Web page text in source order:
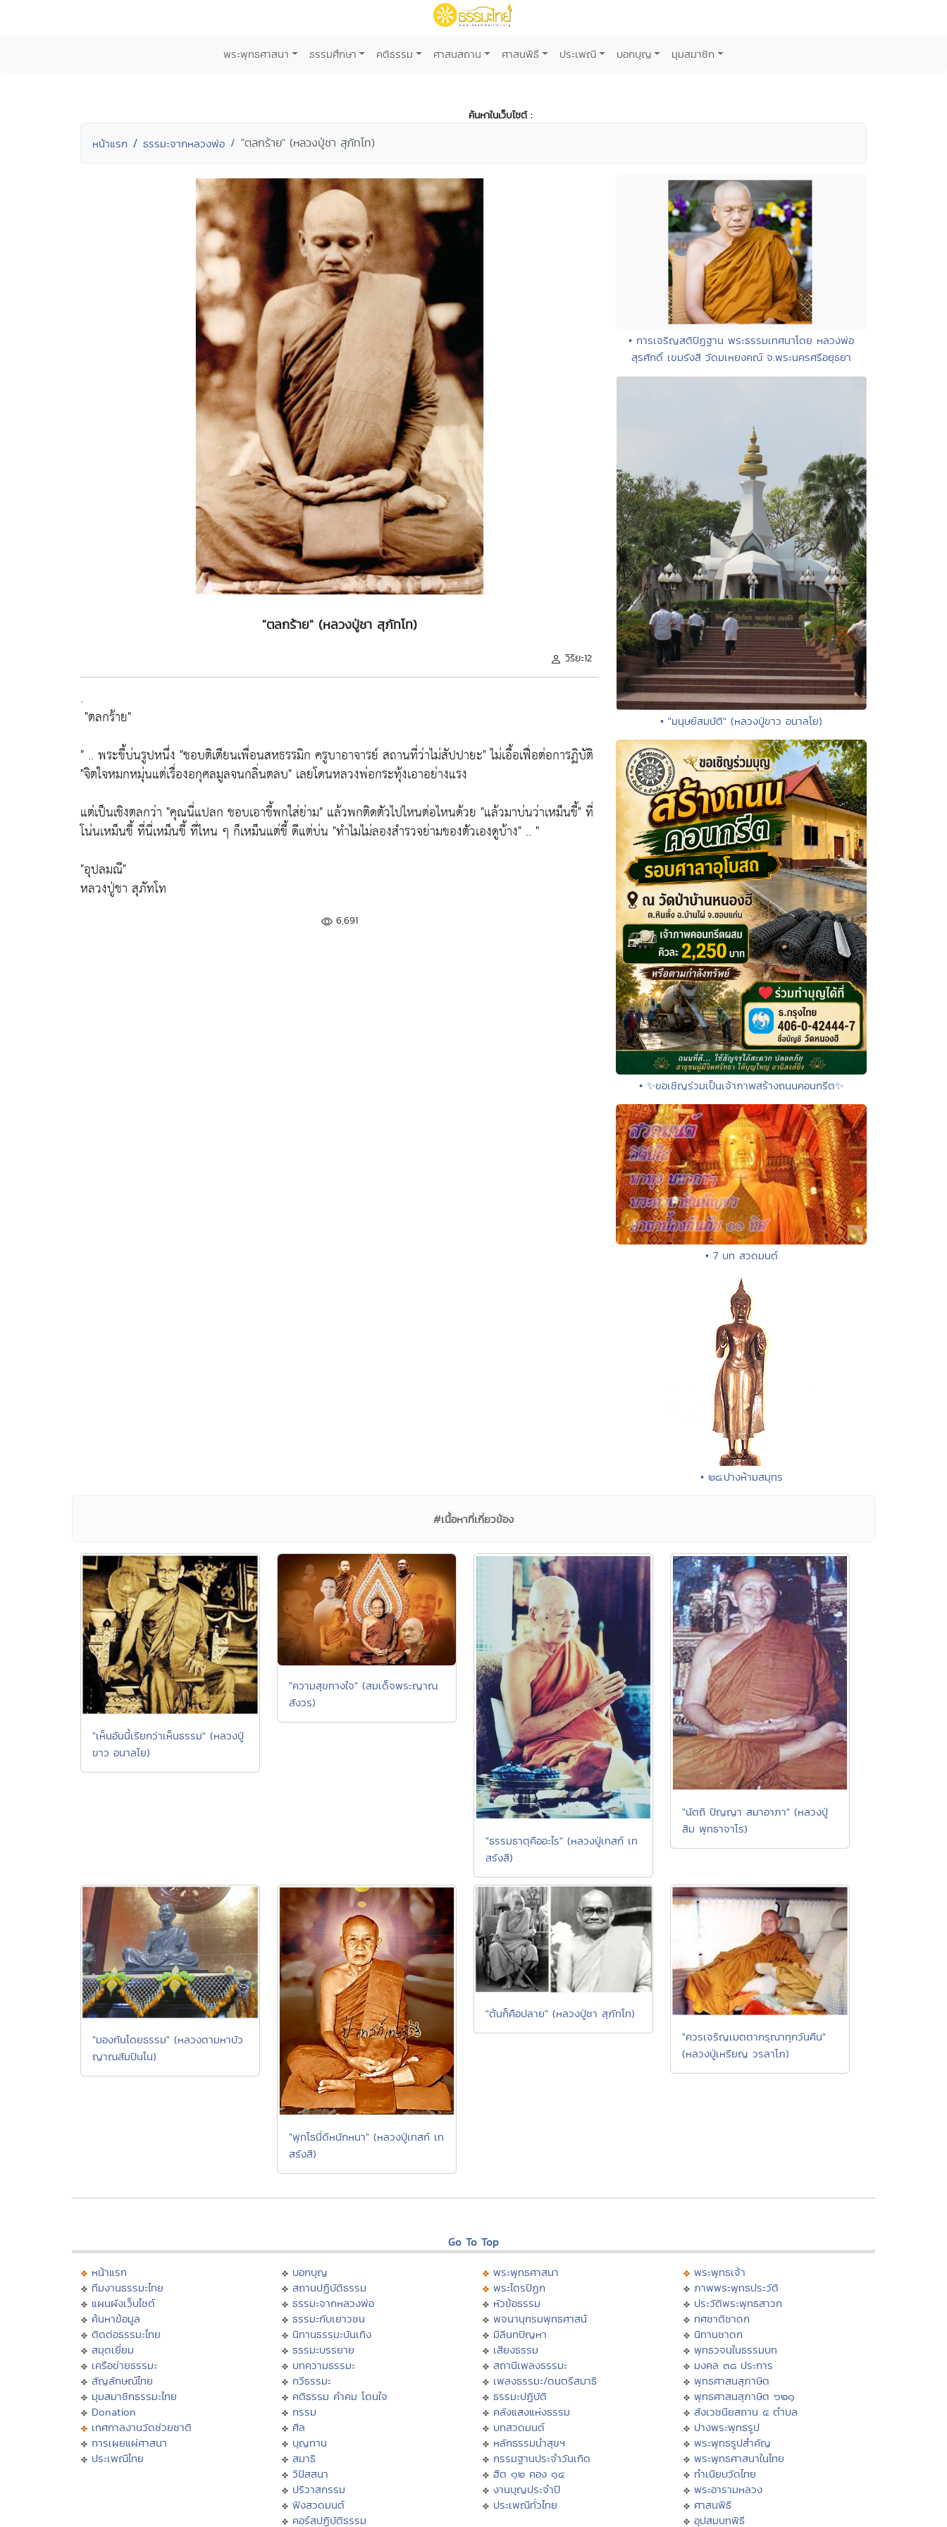
พระพุทธศาสนา ธรรมศึกษา คติธรรม ศาสนสถาน ศาสนพิธี ประเพณี บอกบุญ มุมสมาชิก
ค้นหาในเว็บไซต์ :
หน้าแรก ธรรมะจากหลวงพ่อ "ตลกร้าย" (หลวงปู่ชา สุภัทโท)
"ตลกร้าย" (หลวงปู่ชา สุภัทโท)
วิริยะ12
.
"ตลกร้าย"
" .. พระขี้บ่นรูปหนึ่ง "ชอบติเตียนเพื่อนสหธรรมิก ครูบาอาจารย์ สถานที่ว่าไม่สัปปายะ"ไม่เอื้อเฟื่อต่อการฏิบัติ
"จิตใจหมกหมุ่นแต่เรื่องอกุศลมูลจนกลิ่นตลบ" เลยโดนหลวงพ่อกระทุ้งเอาอย่างแรง
แต่เป็นเชิงตลกว่า "คุณนี่แปลก ชอบเอาขี้พกใส่ย่าม" แล้วพกติดตัวไปไหนต่อไหนด้วย "แล้วมาบ่นว่าเหม็นขี้"ที่
โน่นเหม็นขี้ ที่นี่เหม็นขี้ ที่ไหน ๆ ก็เหม็นแต่ขี้ ดีแต่บ่น "ทำไมไม่ลองสำรวจย่ามของตัวเองดูบ้าง" .. "
"อุปลมณี"
หลวงปู่ชา สุภัทโท
6,691
• การเจริญสติปัฏฐาน พระธรรมเทศนาโดย หลวงพ่อ
สุรศักดิ์ เขมรังสี วัดมเหยงคณ์ จ.พระนครศรีอยุธยา
• "มนุษย์สมบัติ" (หลวงปู่ขาว อนาลโย)
• ✨ขอเชิญร่วมเป็นเจ้าภาพสร้างถนนคอนกรีต✨
• 7 บท สวดมนต์
• ๒๘.ปางห้ามสมุทร
#เนื้อหาที่เกี่ยวข้อง
"เห็นอันนี้เรียกว่าเห็นธรรม" (หลวงปู่
ขาว อนาลโย)
"ความสุขทางใจ" (สมเด็จพระญาณ
สังวร)
"ธรรมธาตุคืออะไร" (หลวงปู่เทสก์ เท
สรังสี)
"นัตถิ ปัญญา สมาอาภา" (หลวงปู่
สิม พุทธาจาโร)
"มองกันโดยธรรม" (หลวงตามหาบัว
ญาณสัมปันโน)
"พุทโธนี่ดีหนักหนา" (หลวงปู่เทสก์ เท
สรังสี)
"ต้นก็คือปลาย" (หลวงปู่ชา สุภัทโท)
"ควรเจริญเมตตากรุณาทุกวันคืน"
(หลวงปู่เหรียญ วรลาโภ)
Go To Top
หน้าแรก
ทีมงานธรรมะไทย
แผนผังเว็บไซต์
ค้นหาข้อมูล
ติดต่อธรรมะไทย
สมุดเยี่ยม
เครือข่ายธรรมะ
สัญลักษณ์ไทย
มุมสมาชิกธรรมะไทย
Donation
เทศกาลงานวัดช่วยชาติ
การเผยแผ่ศาสนา
ประเพณีไทย
บอกบุญ
สถานปฏิบัติธรรม
ธรรมะจากหลวงพ่อ
ธรรมะกับเยาวชน
นิทานธรรมะบันเทิง
ธรรมะบรรยาย
บทความธรรมะ
กวีธรรมะ
คติธรรม คำคม โดนใจ
กรรม
ศีล
บุญทาน
สมาธิ
วิปัสสนา
ปริวาสกรรม
ฟังสวดมนต์
คอร์สปฏิบัติธรรม
พระพุทธศาสนา
พระไตรปิฏก
หัวข้อธรรม
พจนานุกรมพุทธศาสน์
มิลินทปัญหา
เสียงธรรม
สถานีเพลงธรรมะ
เพลงธรรมะ/ดนตรีสมาธิ
ธรรมะปฏิบัติ
คลังแสงแห่งธรรม
บทสวดมนต์
หลักธรรมนำสุขฯ
กรรมฐานประจำวันเกิด
ฮีต ๑๒ คอง ๑๔
งานบุญประจำปี
ประเพณีทั่วไทย
พระพุทธเจ้า
ภาพพระพุทธประวัติ
ประวัติพระพุทธสาวก
ทศชาติชาดก
นิทานชาดก
พุทธวจนในธรรมบท
มงคล ๓๘ ประการ
พุทธศาสนสุภาษิต
พุทธศาสนสุภาษิต ๖๒๑
สังเวชนียสถาน ๔ ตำบล
ปางพระพุทธรูป
พระพุทธรูปสำคัญ
พระพุทธศาสนาในไทย
ทำเนียบวัดไทย
พระอารามหลวง
ศาสนพิธี
อุปสมบทพิธี